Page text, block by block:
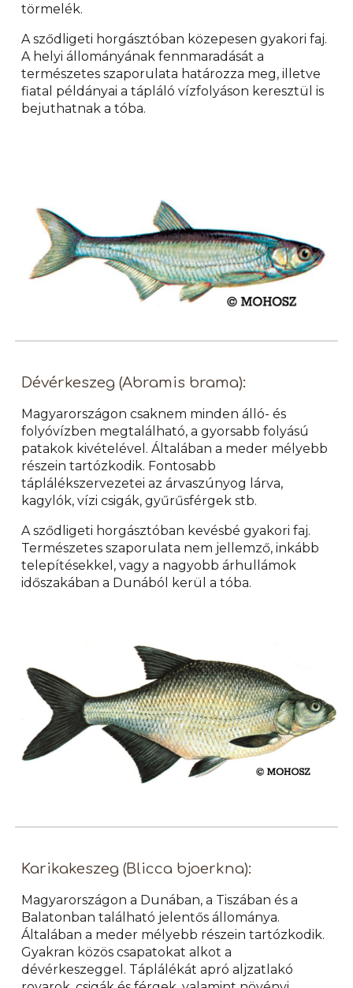
törmelék.
A sződligeti horgásztóban közepesen gyakori faj.
A helyi állományának fennmaradását a
természetes szaporulata határozza meg, illetve
fiatal példányai a tápláló vízfolyáson keresztül is
bejuthatnak a tóba.
Dévérkeszeg (Abramis brama):
Magyarországon csaknem minden álló- és
folyóvízben megtalálható, a gyorsabb folyású
patakok kivételével. Általában a meder mélyebb
részein tartózkodik. Fontosabb
táplálékszervezetei az árvaszúnyog lárva,
kagylók, vízi csigák, gyűrűsférgek stb.
A sződligeti horgásztóban kevésbé gyakori faj.
Természetes szaporulata nem jellemző, inkább
telepítésekkel, vagy a nagyobb árhullámok
időszakában a Dunából kerül a tóba.
Karikakeszeg (Blicca bjoerkna):
Magyarországon a Dunában, a Tiszában és a
Balatonban található jelentős állománya.
Általában a meder mélyebb részein tartózkodik.
Gyakran közös csapatokat alkot a
dévérkeszeggel. Táplálékát apró aljzatlakó